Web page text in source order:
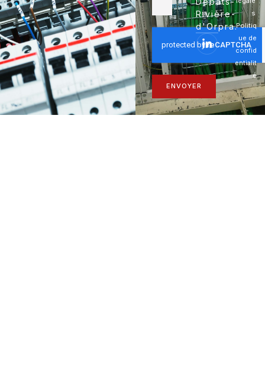
ENVOYER
Rivière-
d'Orpra.
s
Politiq
ue de
confid
entialit
é